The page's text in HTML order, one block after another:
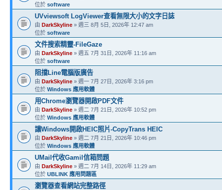
位於 software
UVviewsoft LogViewer查看無限大小的文字日誌
由 DarkSkyline » 週三 8月 5日, 2026年 12:47 am
位於 software
文件搜索精靈-FileGaze
由 DarkSkyline » 週五 7月 31日, 2026年 11:16 am
位於 software
阻擋Line電腦版廣告
由 DarkSkyline » 週一 7月 27日, 2026年 3:16 pm
位於 Windows 應用軟體
用Chrome瀏覽器開啟PDF文件
由 DarkSkyline » 週二 7月 21日, 2026年 10:52 pm
位於 Windows 應用軟體
讓Windows開啟HEIC照片-CopyTrans HEIC
由 DarkSkyline » 週二 7月 21日, 2026年 10:46 pm
位於 Windows 應用軟體
UMail代收Gamil信箱問題
由 DarkSkyline » 週二 7月 14日, 2026年 11:29 am
位於 UBLINK 應用問題區
瀏覽器查看網站完整路徑